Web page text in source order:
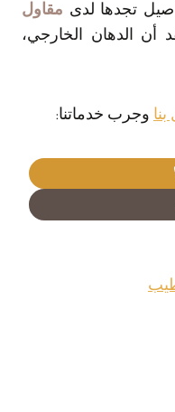
تجدها لدى مقاول
أن الدهان الخارجي،
وجرب خدماتنا: